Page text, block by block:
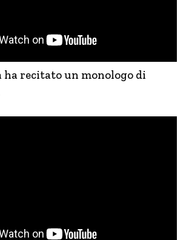
ha recitato un monologo di